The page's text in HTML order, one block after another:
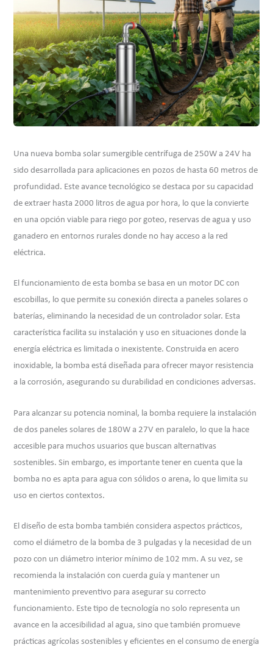
Una nueva bomba solar sumergible centrífuga de 250W a 24V ha
sido desarrollada para aplicaciones en pozos de hasta 60 metros de
profundidad. Este avance tecnológico se destaca por su capacidad
de extraer hasta 2000 litros de agua por hora, lo que la convierte
en una opción viable para riego por goteo, reservas de agua y uso
ganadero en entornos rurales donde no hay acceso a la red
eléctrica.
El funcionamiento de esta bomba se basa en un motor DC con
escobillas, lo que permite su conexión directa a paneles solares o
baterías, eliminando la necesidad de un controlador solar. Esta
característica facilita su instalación y uso en situaciones donde la
energía eléctrica es limitada o inexistente. Construida en acero
inoxidable, la bomba está diseñada para ofrecer mayor resistencia
a la corrosión, asegurando su durabilidad en condiciones adversas.
Para alcanzar su potencia nominal, la bomba requiere la instalación
de dos paneles solares de 180W a 27V en paralelo, lo que la hace
accesible para muchos usuarios que buscan alternativas
sostenibles. Sin embargo, es importante tener en cuenta que la
bomba no es apta para agua con sólidos o arena, lo que limita su
uso en ciertos contextos.
El diseño de esta bomba también considera aspectos prácticos,
como el diámetro de la bomba de 3 pulgadas y la necesidad de un
pozo con un diámetro interior mínimo de 102 mm. A su vez, se
recomienda la instalación con cuerda guía y mantener un
mantenimiento preventivo para asegurar su correcto
funcionamiento. Este tipo de tecnología no solo representa un
avance en la accesibilidad al agua, sino que también promueve
prácticas agrícolas sostenibles y eficientes en el consumo de energía